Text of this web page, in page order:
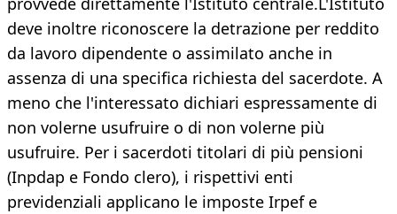
deve inoltre riconoscere la detrazione per reddito
da lavoro dipendente o assimilato anche in
assenza di una specifica richiesta del sacerdote. A
meno che l'interessato dichiari espressamente di
non volerne usufruire o di non volerne più
usufruire. Per i sacerdoti titolari di più pensioni
(Inpdap e Fondo clero), i rispettivi enti
previdenziali applicano le imposte Irpef e